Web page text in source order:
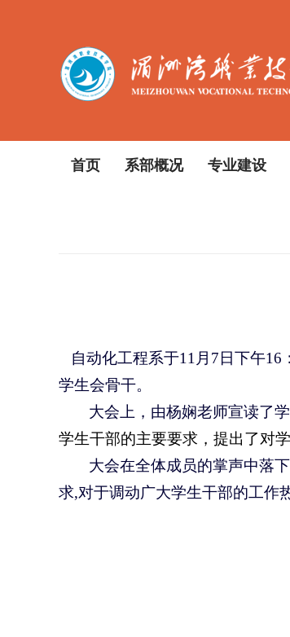
首页 系部概况 专业建设
自动化工程系于1 1 月 7 日下午16
学生会骨干。
大会上 ， 由杨娴老师宣读了
学生干部的主要要求， 提出了对
大会在全体成员的掌声中落下
求,对于调动广大学生干部的工作